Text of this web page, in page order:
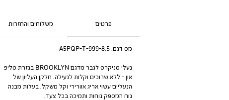
פרטים משלוחים והחזרות
מס דגם:A5PQP-T-999-8.5
נעלי סניקרס לגבר מדגם BROOKLYN בגזרת סליפ
און - ללא שרוכים וקלות לנעילה. חלקן העליון של
הנעליים עשוי אריג אוורירי וקל משקל. בעלות מבנה
נוח המספק נוחות ותמיכה בכל צעד.